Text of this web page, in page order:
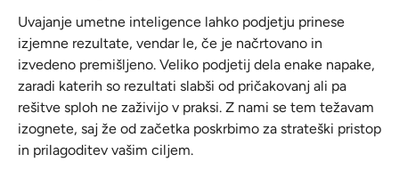
Uvajanje umetne inteligence lahko podjetju prinese
izjemne rezultate, vendar le, če je načrtovano in
izvedeno premišljeno. Veliko podjetij dela enake napake,
zaradi katerih so rezultati slabši od pričakovanj ali pa
rešitve sploh ne zaživijo v praksi. Z nami se tem težavam
izognete, saj že od začetka poskrbimo za strateški pristop
in prilagoditev vašim ciljem.